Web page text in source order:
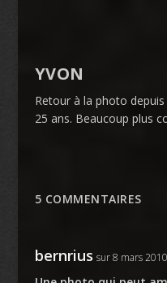
YVON
Retour à la photo
25 ans. Beaucoup plus
5 COMMENTAIRES
bernrius sur 8 mars